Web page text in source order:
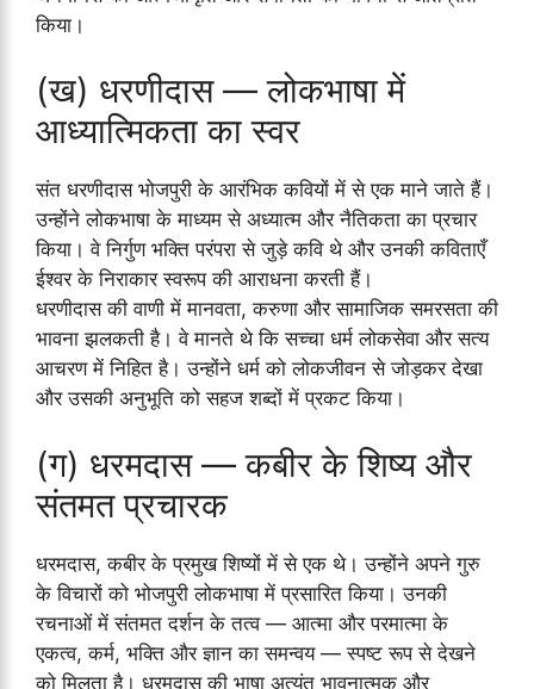
किया।
(ख) धरणीदास — लोकभाषा में
आध्यात्मिकता का स्वर
संत धरणीदास भोजपुरी के आरंभिक कवियों में से एक माने जाते हैं।
उन्होंने लोकभाषा के माध्यम से अध्यात्म और नैतिकता का प्रचार
किया। वे निर्गुण भक्ति परंपरा से जुड़े कवि थे और उनकी कविताएँ
ईश्वर के निराकार स्वरूप की आराधना करती हैं।
धरणीदास की वाणी में मानवता, करुणा और सामाजिक समरसता की
भावना झलकती है। वे मानते थे कि सच्चा धर्म लोकसेवा और सत्य
आचरण में निहित है। उन्होंने धर्म को लोकजीवन से जोड़कर देखा
और उसकी अनुभूति को सहज शब्दों में प्रकट किया।
(ग) धरमदास — कबीर के शिष्य और
संतमत प्रचारक
धरमदास, कबीर के प्रमुख शिष्यों में से एक थे। उन्होंने अपने गुरु
के विचारों को भोजपुरी लोकभाषा में प्रसारित किया। उनकी
रचनाओं में संतमत दर्शन के तत्व — आत्मा और परमात्मा के
एकत्व, कर्म, भक्ति और ज्ञान का समन्वय — स्पष्ट रूप से देखने
को मिलता है। धरमदास की भाषा अत्यंत भावनात्मक और